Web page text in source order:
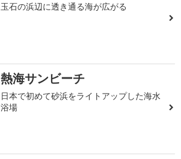
玉石の浜辺に透き通る海が広がる
熱海サンビーチ
日本で初めて砂浜をライトアップした海水
浴場